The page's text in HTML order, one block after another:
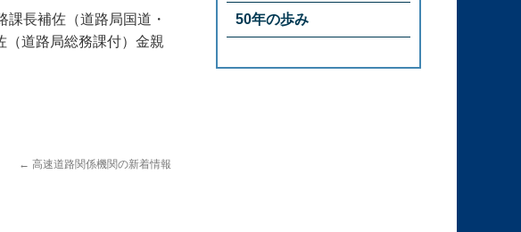
長補佐（道路局国道・
道路局総務課付）金親
← 高速道路関係機関の新着情報
50年の歩み